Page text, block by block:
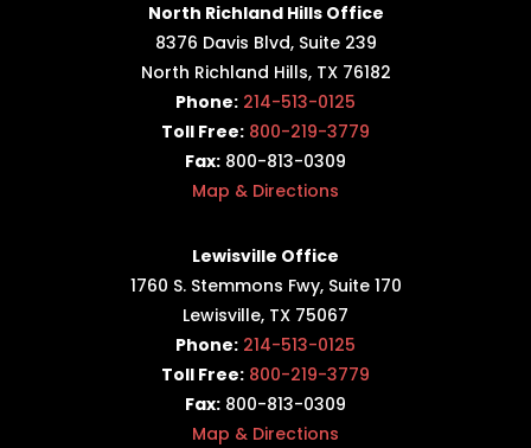
North Richland Hills Office
8376 Davis Blvd, Suite 239
North Richland Hills, TX 76182
Phone: 214-513-0125
Toll Free: 800-219-3779
Fax: 800-813-0309
Map & Directions
Lewisville Office
1760 S. Stemmons Fwy, Suite 170
Lewisville, TX 75067
Phone: 214-513-0125
Toll Free: 800-219-3779
Fax: 800-813-0309
Map & Directions